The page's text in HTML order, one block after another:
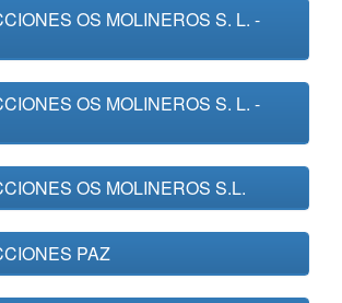
OS MOLINEROS S. L. -
OS MOLINEROS S. L. -
OS MOLINEROS S.L.
PAZ